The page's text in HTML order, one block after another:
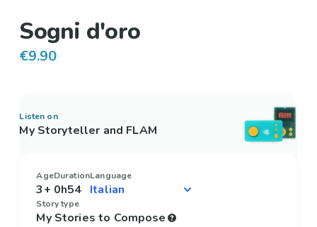
Sogni d'oro
€9.90
Listen on
My Storyteller and FLAM
Age
3+
Duration
0h54
Language
Story type
My Stories to Compose